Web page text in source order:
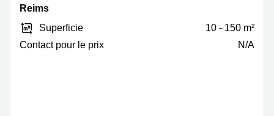
rue
Voisin
,
Reims
Superficie
10 - 150 m²
Contact pour le prix
N/A